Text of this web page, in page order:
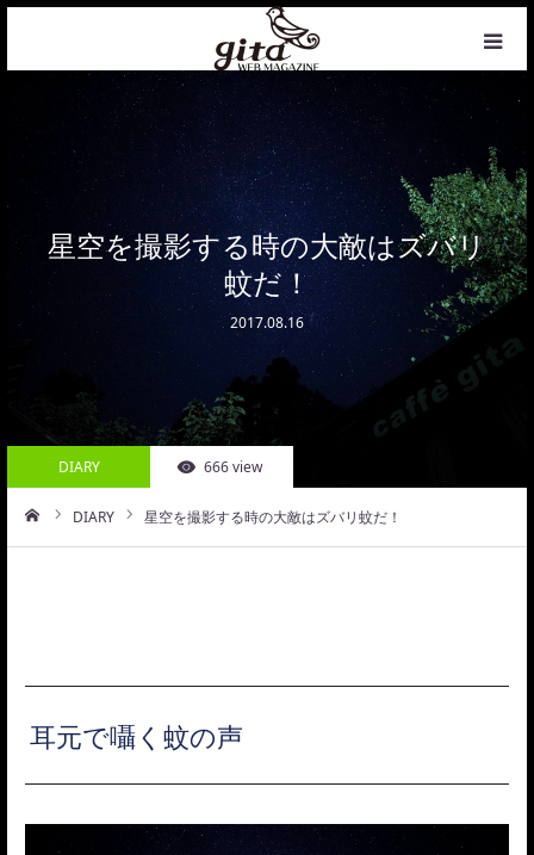
星空を撮影する時の大敵はズバリ
蚊だ！
2017.08.16
DIARY 666 view
DIARY 星空を撮影する時の大敵はズバリ蚊だ！
耳元で囁く蚊の声
NEWS
WEB MAGAZINE
COFFEE
PROFILE
CONTACT